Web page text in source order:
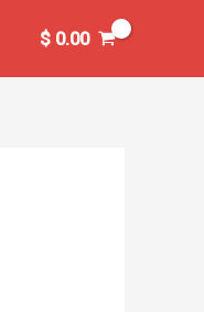
$0.00